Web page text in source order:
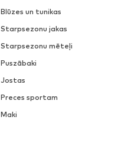
Blūzes un tunikas
Starpsezonu jakas
Starpsezonu mēteļi
Puszābaki
Jostas
Preces sportam
Maki